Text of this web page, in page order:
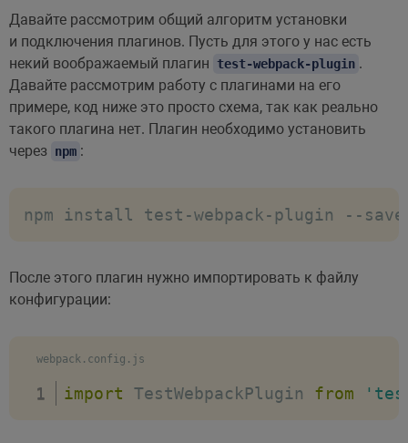
Давайте рассмотрим общий алгоритм установки
и подключения плагинов. Пусть для этого у нас есть
некий воображаемый плагин
test-webpack-plugin .
Давайте рассмотрим работу с плагинами на его
примере, код ниже это просто схема, так как реально
такого плагина нет. Плагин необходимо установить
через npm :
npm install test-webpack-plugin --
После этого плагин нужно импортировать к файлу
конфигурации:
webpack.config.js
import TestWebpackPlugin from